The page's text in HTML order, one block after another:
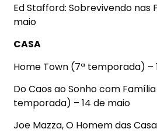
Ed Stafford: Sobrevivendo nas
maio
CASA
Home Town (7ª temporada) –
Do Caos ao Sonho com
temporada) – 14 de maio
Joe Mazza, O Homem das